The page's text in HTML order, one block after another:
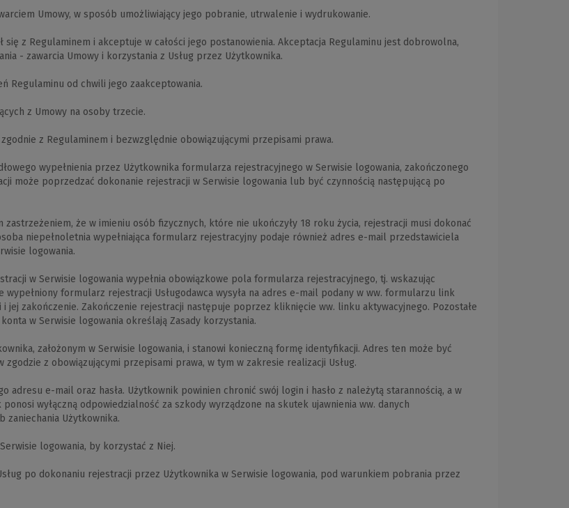
Umowy, w sposób umożliwiający jego pobranie, utrwalenie i wydrukowanie.
się z Regulaminem i akceptuje w całości jego postanowienia. Akceptacja Regulaminu jest dobrowolna,
- zawarcia Umowy i korzystania z Usług przez Użytkownika.
Regulaminu od chwili jego zaakceptowania.
z Umowy na osoby trzecie.
z Regulaminem i bezwzględnie obowiązującymi przepisami prawa.
wypełnienia przez Użytkownika formularza rejestracyjnego w Serwisie logowania, zakończonego
może poprzedzać dokonanie rejestracji w Serwisie logowania lub być czynnością następującą po
zastrzeżeniem, że w imieniu osób fizycznych, które nie ukończyły 18 roku życia, rejestracji musi dokonać
niepełnoletnia wypełniająca formularz rejestracyjny podaje również adres e-mail przedstawiciela
logowania.
w Serwisie logowania wypełnia obowiązkowe pola formularza rejestracyjnego, tj. wskazując
formularz rejestracji Usługodawca wysyła na adres e-mail podany w ww. formularzu link
zakończenie. Zakończenie rejestracji następuje poprzez kliknięcie ww. linku aktywacyjnego. Pozostałe
w Serwisie logowania określają Zasady korzystania.
założonym w Serwisie logowania, i stanowi konieczną formę identyfikacji. Adres ten może być
z obowiązującymi przepisami prawa, w tym w zakresie realizacji Usług.
adresu e-mail oraz hasła. Użytkownik powinien chronić swój login i hasło z należytą starannością, a w
wyłączną odpowiedzialność za szkody wyrządzone na skutek ujawnienia ww. danych
zaniechania Użytkownika.
logowania, by korzystać z Niej.
po dokonaniu rejestracji przez Użytkownika w Serwisie logowania, pod warunkiem pobrania przez